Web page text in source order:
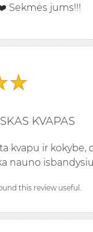
Sekmės jums!!!
KVAPAS
kvapu ir kokybe,
nauno isbandysiu
this review useful.